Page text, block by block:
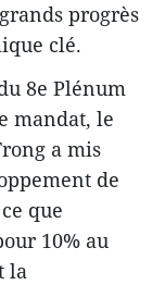
progrès
clé.
8e Plénum
mandat, le
a mis
de
que
10% au
la